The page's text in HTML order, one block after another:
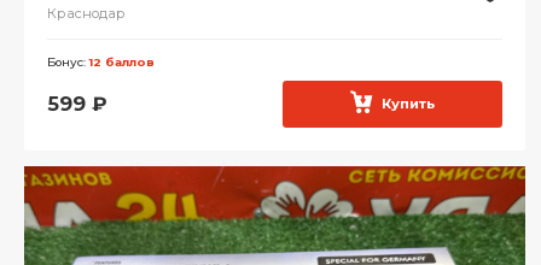
Краснодар
Бонус:12 баллов
599 ₽ Купить